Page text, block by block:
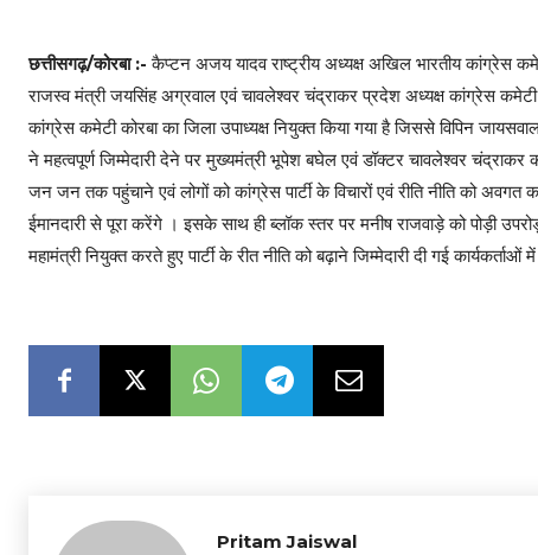
छत्तीसगढ़/कोरबा :- कैप्टन अजय यादव राष्ट्रीय अध्यक्ष अखिल भारतीय कांग्रेस
राजस्व मंत्री जयसिंह अग्रवाल एवं चावलेश्वर चंद्राकर प्रदेश अध्यक्ष कांग्रेस कमेटी
कांग्रेस कमेटी कोरबा का जिला उपाध्यक्ष नियुक्त किया गया है जिससे विपिन
ने महत्वपूर्ण जिम्मेदारी देने पर मुख्यमंत्री भूपेश बघेल एवं डॉक्टर चावलेश्वर चंद्राकर
जन जन तक पहुंचाने एवं लोगों को कांग्रेस पार्टी के विचारों एवं रीति नीति को अवगत
ईमानदारी से पूरा करेंगे । इसके साथ ही ब्लॉक स्तर पर मनीष राजवाड़े को पोड़ी
महामंत्री नियुक्त करते हुए पार्टी के रीत नीति को बढ़ाने जिम्मेदारी दी गई कार्यकर्ताओं
Pritam Jaiswal